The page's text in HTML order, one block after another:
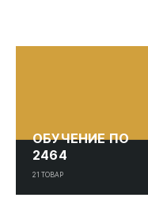
ОБУЧЕНИЕ ПО
2464
21 ТОВАР